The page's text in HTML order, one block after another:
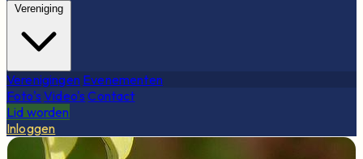
Vereniging
Verenigingen Evenementen
Foto's Video's Contact
Lid worden
Inloggen